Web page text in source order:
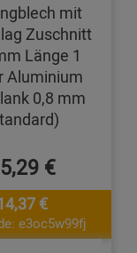
mit
Zuschnitt
Länge 1
Aluminium
0,8 mm
€
€
e3oc5w99fj